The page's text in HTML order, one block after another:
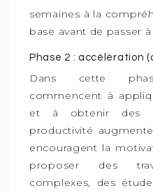
semaines à la
base avant de passer
Phase 2 : accélération
Dans cette
commencent à
et à obtenir des
productivité
encouragent la
proposer des
complexes, des